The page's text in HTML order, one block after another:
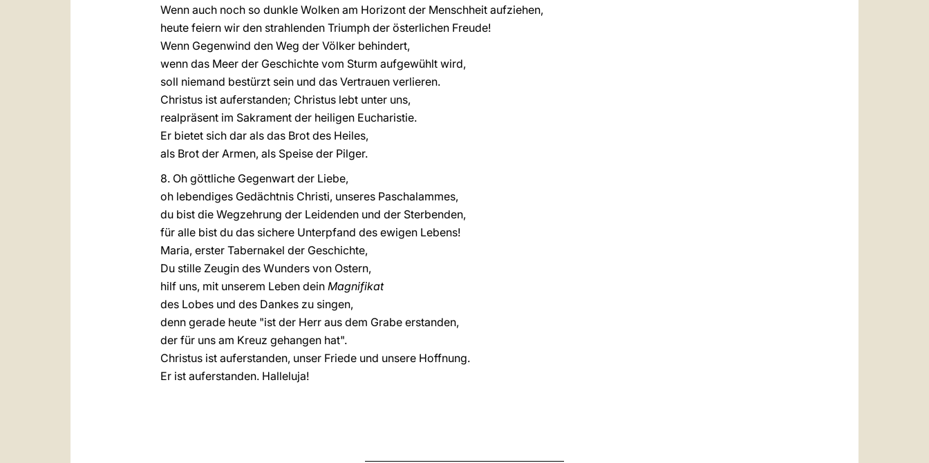
Wenn auch noch so dunkle Wolken am Horizont der Menschheit aufziehen,
heute feiern wir den strahlenden Triumph der österlichen Freude!
Wenn Gegenwind den Weg der Völker behindert,
wenn das Meer der Geschichte vom Sturm aufgewühlt wird,
soll niemand bestürzt sein und das Vertrauen verlieren.
Christus ist auferstanden; Christus lebt unter uns,
realpräsent im Sakrament der heiligen Eucharistie.
Er bietet sich dar als das Brot des Heiles,
als Brot der Armen, als Speise der Pilger.
8. Oh göttliche Gegenwart der Liebe,
oh lebendiges Gedächtnis Christi, unseres Paschalammes,
du bist die Wegzehrung der Leidenden und der Sterbenden,
für alle bist du das sichere Unterpfand des ewigen Lebens!
Maria, erster Tabernakel der Geschichte,
Du stille Zeugin des Wunders von Ostern,
hilf uns, mit unserem Leben dein Magnifikat
des Lobes und des Dankes zu singen,
denn gerade heute "ist der Herr aus dem Grabe erstanden,
der für uns am Kreuz gehangen hat".
Christus ist auferstanden, unser Friede und unsere Hoffnung.
Er ist auferstanden. Halleluja!